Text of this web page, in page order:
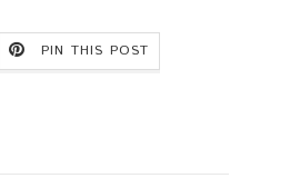
PIN THIS POST